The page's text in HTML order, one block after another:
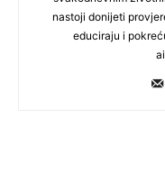
nastoji donijeti
educiraju i